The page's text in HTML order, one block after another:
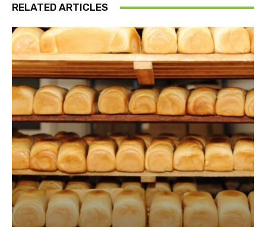
RELATED ARTICLES